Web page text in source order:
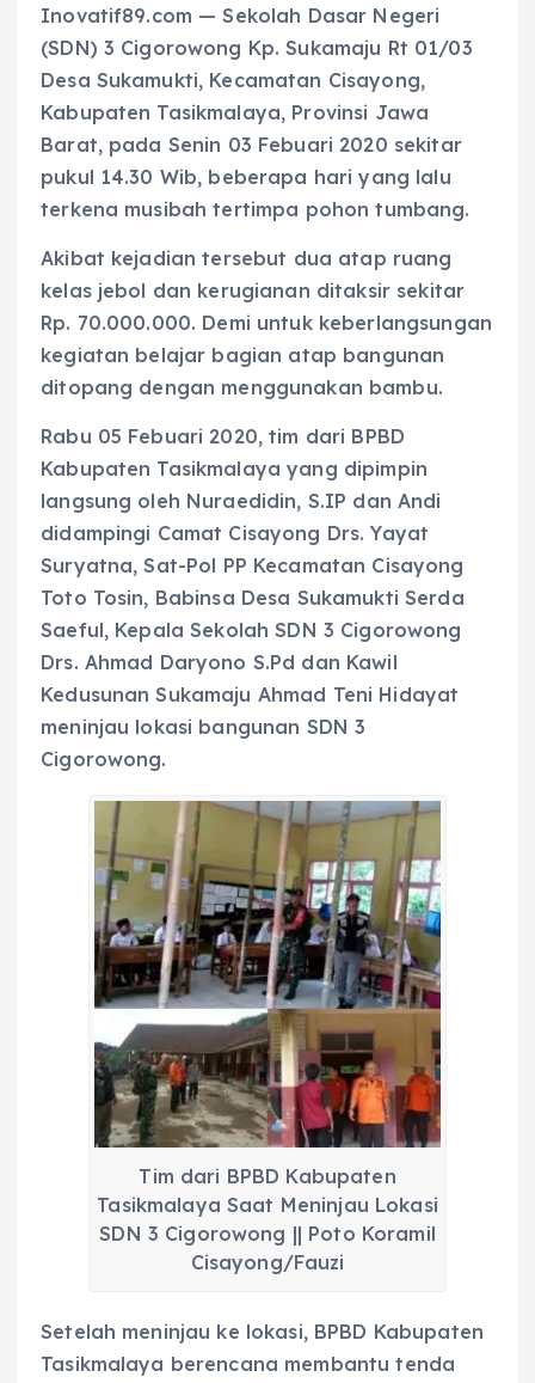
Inovatif89.com — Sekolah Dasar Negeri
(SDN) 3 Cigorowong Kp. Sukamaju Rt 01/03
Desa Sukamukti, Kecamatan Cisayong,
Kabupaten Tasikmalaya, Provinsi Jawa
Barat, pada Senin 03 Febuari 2020 sekitar
pukul 14.30 Wib, beberapa hari yang lalu
terkena musibah tertimpa pohon tumbang.
Akibat kejadian tersebut dua atap ruang
kelas jebol dan kerugianan ditaksir sekitar
Rp. 70.000.000. Demi untuk keberlangsungan
kegiatan belajar bagian atap bangunan
ditopang dengan menggunakan bambu.
Rabu 05 Febuari 2020, tim dari BPBD
Kabupaten Tasikmalaya yang dipimpin
langsung oleh Nuraedidin, S.IP dan Andi
didampingi Camat Cisayong Drs. Yayat
Suryatna, Sat-Pol PP Kecamatan Cisayong
Toto Tosin, Babinsa Desa Sukamukti Serda
Saeful, Kepala Sekolah SDN 3 Cigorowong
Drs. Ahmad Daryono S.Pd dan Kawil
Kedusunan Sukamaju Ahmad Teni Hidayat
meninjau lokasi bangunan SDN 3
Cigorowong.
Tim dari BPBD Kabupaten
Tasikmalaya Saat Meninjau Lokasi
SDN 3 Cigorowong || Poto Koramil
Cisayong/Fauzi
Setelah meninjau ke lokasi, BPBD Kabupaten
Tasikmalaya berencana membantu tenda